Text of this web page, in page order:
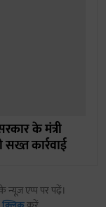
के मंत्री
सख्त कार्रवाई
न्यूज़ एप्प पर पढ़ें।